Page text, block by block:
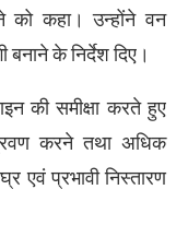
को कहा। उन्होंने वन
बनाने के निर्देश दिए।
की समीक्षा करते हुए
करने तथा अधिक
एवं प्रभावी निस्तारण